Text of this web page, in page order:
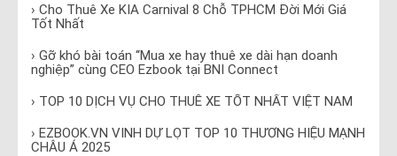
› Cho Thuê Xe KIA Carnival 8 Chỗ TPHCM Đời Mới Giá
Tốt Nhất
› Gỡ khó bài toán “Mua xe hay thuê xe dài hạn doanh
nghiệp” cùng CEO Ezbook tại BNI Connect
› TOP 10 DỊCH VỤ CHO THUÊ XE TỐT NHẤT VIỆT NAM
› EZBOOK.VN VINH DỰ LỌT TOP 10 THƯƠNG HIỆU MẠNH
CHÂU Á 2025